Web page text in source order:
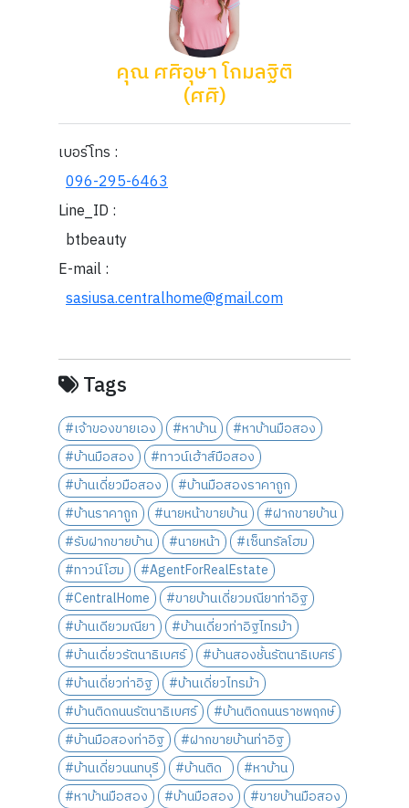
คุณ ศศิอุษา โกมลฐิติ
(ศศิ)
เบอร์โทร :
096-295-6463
Line_ID :
btbeauty
E-mail :
sasiusa.centralhome@gmail.com
Tags
#เจ้าของขายเอง #หาบ้าน
#หาบ้านมือสอง
#บ้านมือสอง
#ทาวน์เฮ้าส์มือสอง
#บ้านเดี่ยวมือสอง
#บ้านมือสองราคาถูก
#บ้านราคาถูก
#นายหน้าขายบ้าน
#ฝากขายบ้าน
#รับฝากขายบ้าน
#นายหน้า
#เซ็นทรัลโฮม
#ทาวน์โฮม
#AgentForRealEstate
#CentralHome
#ขายบ้านเดี่ยวมณียาท่าอิฐ
#บ้านเดียวมณียา
#บ้านเดี่ยวท่าอิฐไทรม้า
#บ้านเดี่ยวรัตนาธิเบศร์
#บ้านสองชั้นรัตนาธิเบศร์
#บ้านเดี่ยวท่าอิฐ
#บ้านเดี่ยวไทรม้า
#บ้านติดถนนรัตนาธิเบศร์
#บ้านติดถนนราชพฤกษ์
#บ้านมือสองท่าอิฐ
#ฝากขายบ้านท่าอิฐ
#บ้านเดี่ยวนนทบุรี
#บ้านติด
#หาบ้าน
#หาบ้านมือสอง
#บ้านมือสอง
#ขายบ้านมือสอง